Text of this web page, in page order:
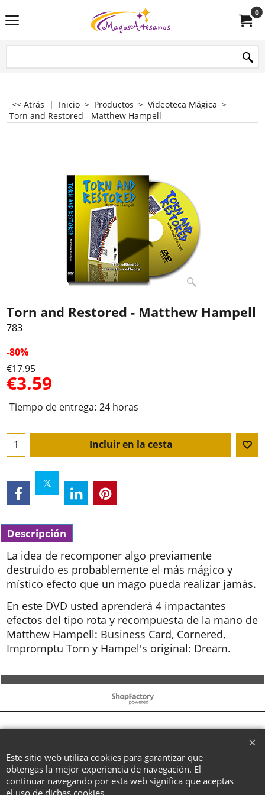
0
<< Atrás | Inicio > Productos > Videoteca Mágica >
Torn and Restored - Matthew Hampell
Torn and Restored - Matthew Hampell
783
-80%
€17.95
€3.59
Tiempo de entrega: 24 horas
Incluir en la cesta
Descripción
La idea de recomponer algo previamente
destruido es probablemente el más mágico y
místico efecto que un mago pueda realizar jamás.
En este DVD usted aprenderá 4 impactantes
efectos del tipo rota y recompuesta de la mano de
Matthew Hampell: Business Card, Cornered,
Impromptu Torn y Hampel's original: Dream.
To create online store ShopFactory eCommerce software was used.
Este sitio web utiliza cookies para garantizar que
obtengas la mejor experiencia de navegación. El
continuar navegando por esta web significa que aceptas
el uso de dichas cookies.